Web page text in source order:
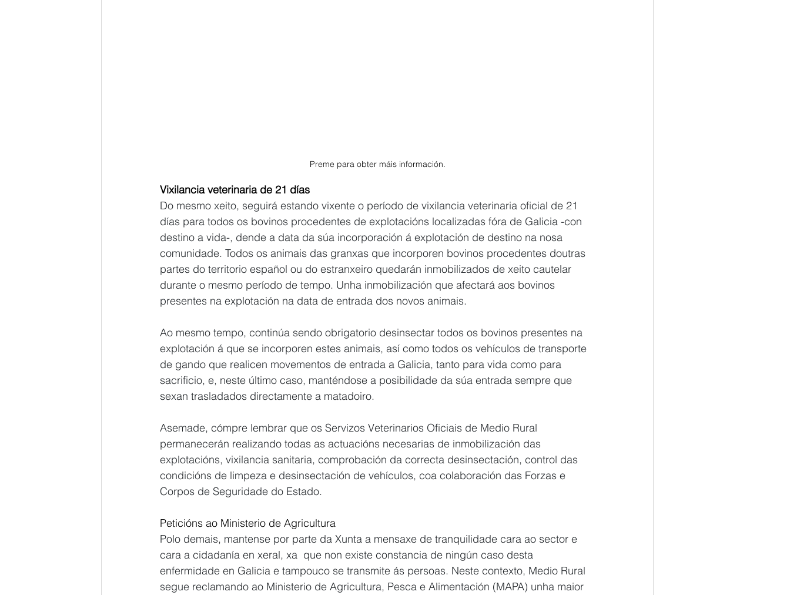
Preme para obter máis información.
Vixilancia veterinaria de 21 días
Do mesmo xeito, seguirá estando vixente o período de vixilancia veterinaria oficial de 21
días para todos os bovinos procedentes de explotacións localizadas fóra de Galicia -con
destino a vida-, dende a data da súa incorporación á explotación de destino na nosa
comunidade. Todos os animais das granxas que incorporen bovinos procedentes doutras
partes do territorio español ou do estranxeiro quedarán inmobilizados de xeito cautelar
durante o mesmo período de tempo. Unha inmobilización que afectará aos bovinos
presentes na explotación na data de entrada dos novos animais.
Ao mesmo tempo, continúa sendo obrigatorio desinsectar todos os bovinos presentes na
explotación á que se incorporen estes animais, así como todos os vehículos de transporte
de gando que realicen movementos de entrada a Galicia, tanto para vida como para
sacrificio, e, neste último caso, manténdose a posibilidade da súa entrada sempre que
sexan trasladados directamente a matadoiro.
Asemade, cómpre lembrar que os Servizos Veterinarios Oficiais de Medio Rural
permanecerán realizando todas as actuacións necesarias de inmobilización das
explotacións, vixilancia sanitaria, comprobación da correcta desinsectación, control das
condicións de limpeza e desinsectación de vehículos, coa colaboración das Forzas e
Corpos de Seguridade do Estado.
Peticións ao Ministerio de Agricultura
Polo demais, mantense por parte da Xunta a mensaxe de tranquilidade cara ao sector e
cara a cidadanía en xeral, xa  que non existe constancia de ningún caso desta
enfermidade en Galicia e tampouco se transmite ás persoas. Neste contexto, Medio Rural
segue reclamando ao Ministerio de Agricultura, Pesca e Alimentación (MAPA) unha maior